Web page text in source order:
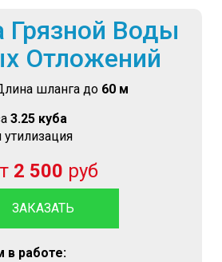
Грязной Воды
Отложений
шланга до 60 м
3.25 куба
утилизация
2 500 руб
ЗАКАЗАТЬ
в работе: